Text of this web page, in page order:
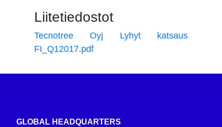
Liitetiedostot
Tecnotree Oyj Lyhyt katsaus
FI_Q12017.pdf
GLOBAL HEADQUARTERS